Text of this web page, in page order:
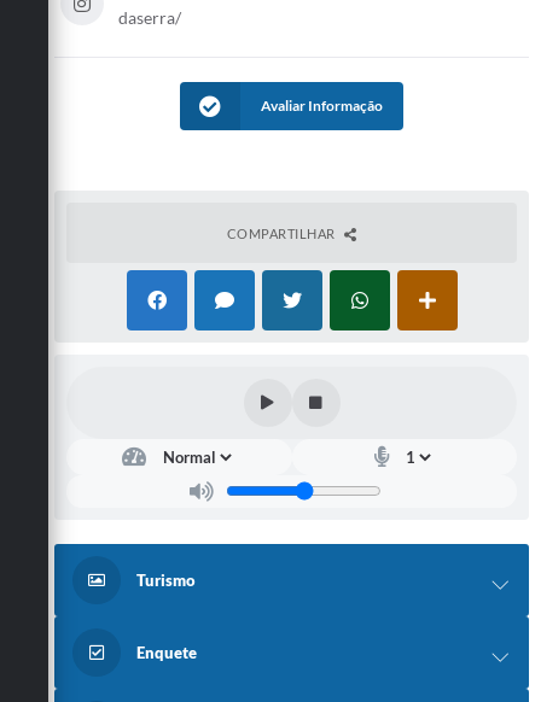
daserra/
Avaliar Informação
COMPARTILHAR
Turismo
Enquete